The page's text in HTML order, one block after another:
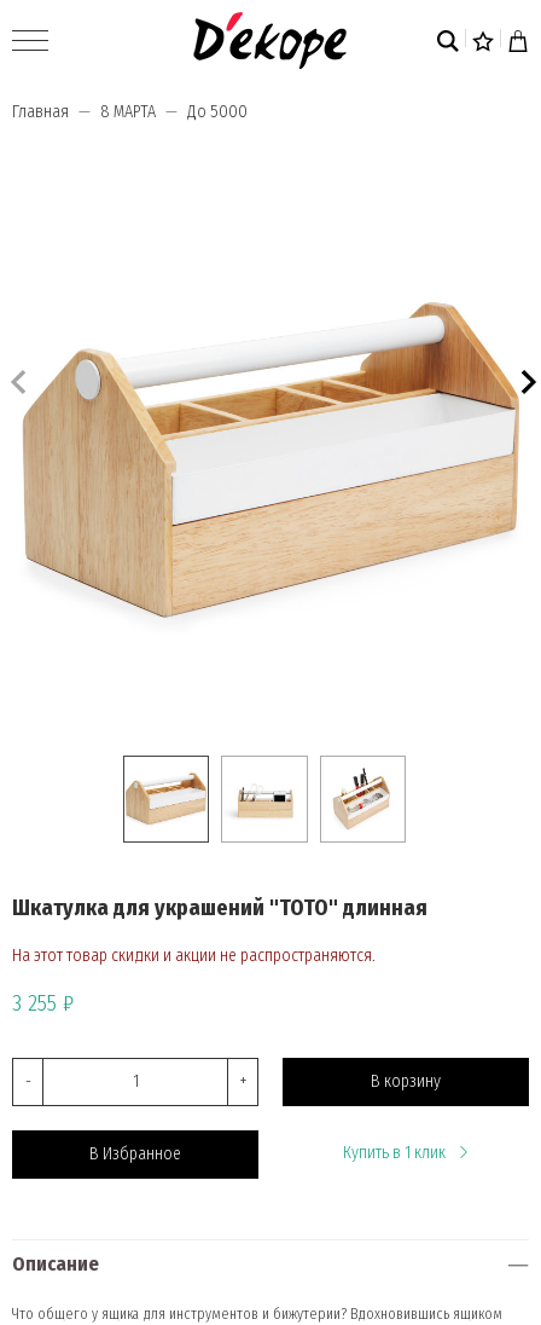
Главная 8 МАРТА До 5000
Шкатулка для украшений "TOTO" длинная
На этот товар скидки и акции не распространяются.
3 255 ₽
- + В корзину
В Избранное Купить в 1 клик
Описание
Что общего у ящика для инструментов и бижутерии? Вдохновившись ящиком